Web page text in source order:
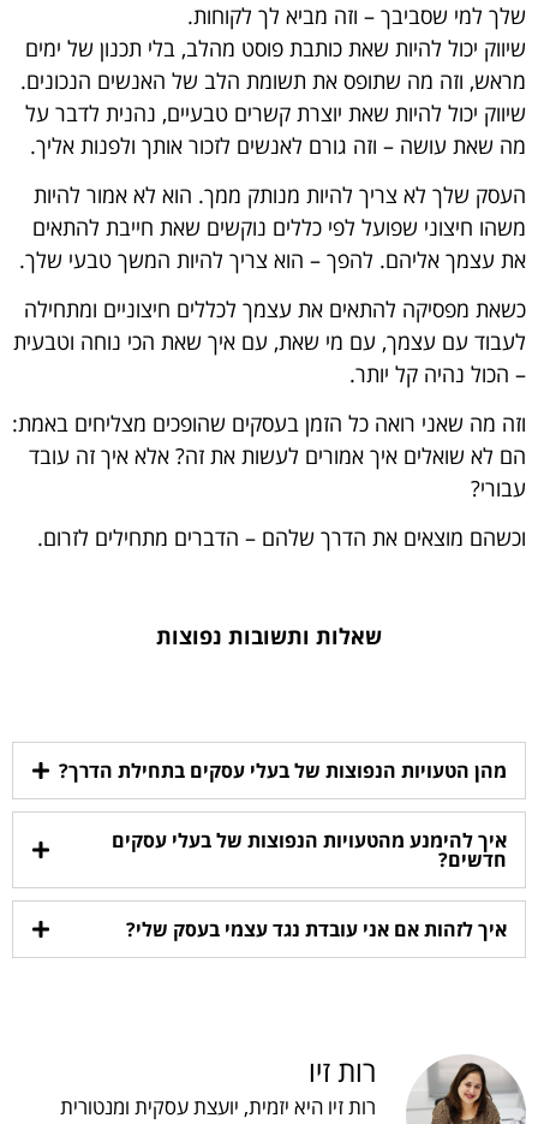
שלך למי שסביבך – וזה מביא לך לקוחות.
שיווק יכול להיות שאת כותבת פוסט מהלב, בלי תכנון של ימים
מראש, וזה מה שתופס את תשומת הלב של האנשים הנכונים.
שיווק יכול להיות שאת יוצרת קשרים טבעיים, נהנית לדבר על
מה שאת עושה – וזה גורם לאנשים לזכור אותך ולפנות אליך.
העסק שלך לא צריך להיות מנותק ממך. הוא לא אמור להיות
משהו חיצוני שפועל לפי כללים נוקשים שאת חייבת להתאים
את עצמך אליהם. להפך – הוא צריך להיות המשך טבעי שלך.
כשאת מפסיקה להתאים את עצמך לכללים חיצוניים ומתחילה
לעבוד עם עצמך, עם מי שאת, עם איך שאת הכי נוחה וטבעית
– הכול נהיה קל יותר.
וזה מה שאני רואה כל הזמן בעסקים שהופכים מצליחים באמת:
הם לא שואלים איך אמורים לעשות את זה? אלא איך זה עובד
עבורי?
וכשהם מוצאים את הדרך שלהם – הדברים מתחילים לזרום.
שאלות ותשובות נפוצות
מהן הטעויות הנפוצות של בעלי עסקים בתחילת הדרך?
איך להימנע מהטעויות הנפוצות של בעלי עסקים
חדשים?
איך לזהות אם אני עובדת נגד עצמי בעסק שלי?
רות זיו
רות זיו היא יזמית, יועצת עסקית ומנטורית